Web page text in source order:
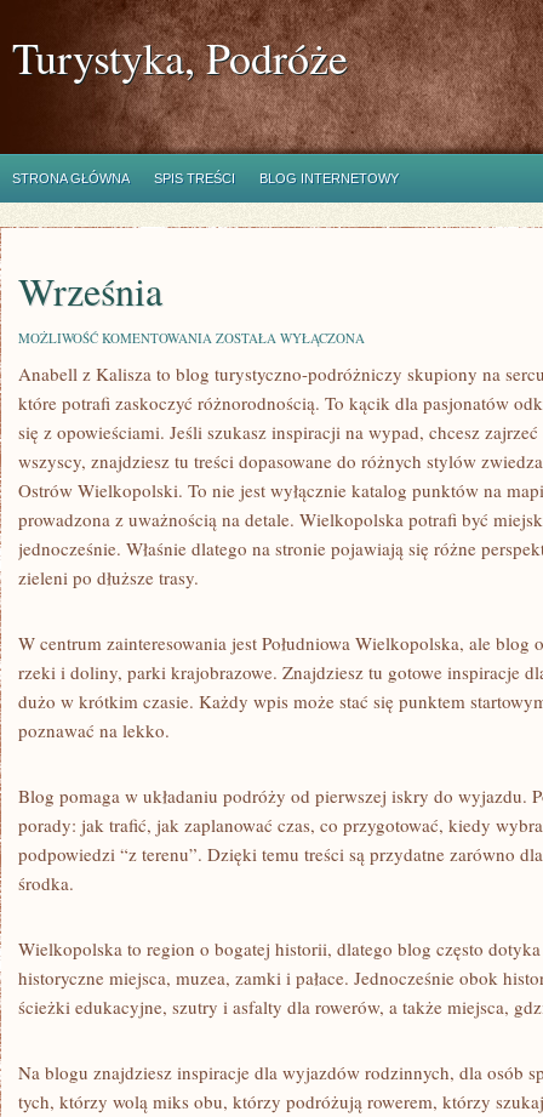
Turystyka, Podróże
STRONA GŁÓWNA SPIS TREŚCI BLOG INTERNETOWY
Września
MOŻLIWOŚĆ KOMENTOWANIA WRZEŚNIA
ZOSTAŁA WYŁĄCZONA
Anabell z Kalisza to blog turystyczno-podróżniczy skupiony na
które potrafi zaskoczyć różnorodnością. To kącik dla pasjonatów
się z opowieściami. Jeśli szukasz inspiracji na wypad, chcesz
wszyscy, znajdziesz tu treści dopasowane do różnych stylów
Ostrów Wielkopolski. To nie jest wyłącznie katalog punktów na
prowadzona z uważnością na detale. Wielkopolska potrafi być
jednocześnie. Właśnie dlatego na stronie pojawiają się różne
zieleni po dłuższe trasy.
W centrum zainteresowania jest Południowa Wielkopolska, ale blog
rzeki i doliny, parki krajobrazowe. Znajdziesz tu gotowe inspiracje
dużo w krótkim czasie. Każdy wpis może stać się punktem
poznawać na lekko.
Blog pomaga w układaniu podróży od pierwszej iskry do wyjazdu.
porady: jak trafić, jak zaplanować czas, co przygotować, kiedy
podpowiedzi “z terenu”. Dzięki temu treści są przydatne zarówno
środka.
Wielkopolska to region o bogatej historii, dlatego blog często
historyczne miejsca, muzea, zamki i pałace. Jednocześnie obok
ścieżki edukacyjne, szutry i asfalty dla rowerów, a także miejsca,
Na blogu znajdziesz inspiracje dla wyjazdów rodzinnych, dla osób
tych, którzy wolą miks obu, którzy podróżują rowerem, którzy